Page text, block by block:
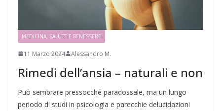
MEDICINA, SALUTE E BENESSERE
11 Marzo 2024 Alessandro M.
Rimedi dell’ansia – naturali e non
Può sembrare pressocché paradossale, ma un lungo
periodo di studi in psicologia e parecchie delucidazioni